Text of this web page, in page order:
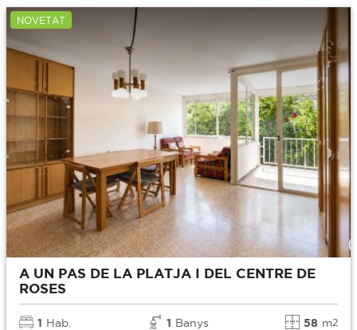
NOVETAT
A UN PAS DE LA PLATJA I DEL CENTRE DE
ROSES
1 Hab. 1 Banys 58 m2